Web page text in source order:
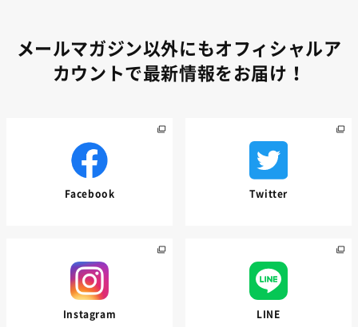
メールマガジン以外にもオフィシャルア
カウントで最新情報をお届け！
Facebook Twitter
Instagram LINE